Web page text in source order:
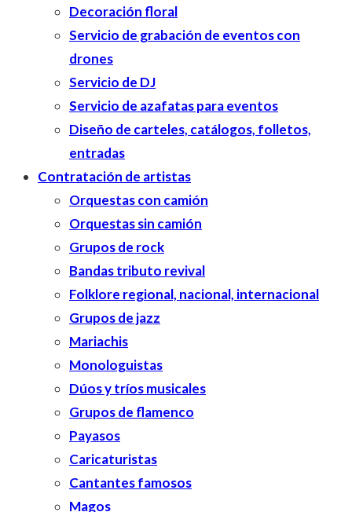
Decoración floral
Servicio de grabación de eventos con
drones
Servicio de DJ
Servicio de azafatas para eventos
Diseño de carteles, catálogos, folletos,
entradas
Contratación de artistas
Orquestas con camión
Orquestas sin camión
Grupos de rock
Bandas tributo revival
Folklore regional, nacional, internacional
Grupos de jazz
Mariachis
Monologuistas
Dúos y tríos musicales
Grupos de flamenco
Payasos
Caricaturistas
Cantantes famosos
Magos